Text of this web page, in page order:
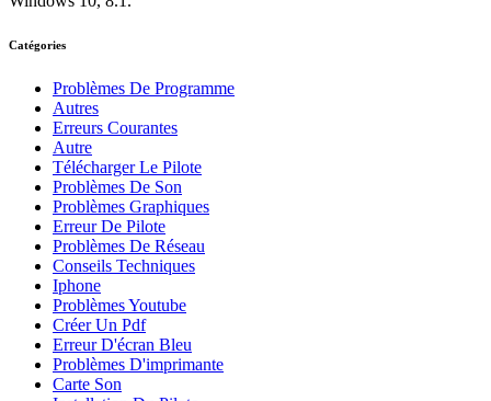
Catégories
Problèmes De Programme
Autres
Erreurs Courantes
Autre
Télécharger Le Pilote
Problèmes De Son
Problèmes Graphiques
Erreur De Pilote
Problèmes De Réseau
Conseils Techniques
Iphone
Problèmes Youtube
Créer Un Pdf
Erreur D'écran Bleu
Problèmes D'imprimante
Carte Son